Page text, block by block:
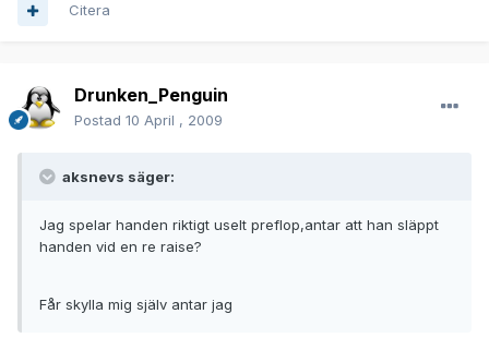
Citera
Drunken_Penguin
Postad 10 April , 2009
aksnevs säger:
Jag spelar handen riktigt uselt preflop,antar att han släppt
handen vid en re raise?
Får skylla mig själv antar jag